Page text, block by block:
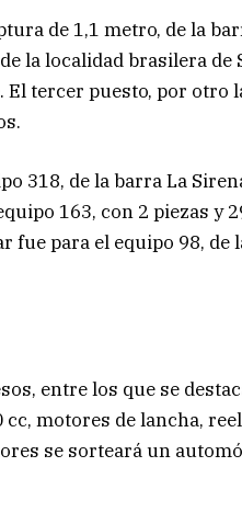
de 1,1 metro, de la
la localidad brasilera de
El tercer puesto, por otro
318, de la barra La
163, con 2 piezas y
fue para el equipo 98, de
entre los que se
motores de lancha,
se sorteará un